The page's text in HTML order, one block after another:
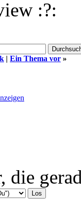
:?:
| Ein Thema vor »
die